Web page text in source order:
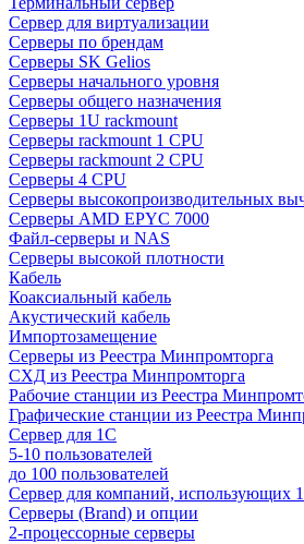
Сервер для виртуализации
Серверы по брендам
Серверы SK Gelios
Серверы начального уровня
Серверы общего назначения
Серверы 1U rackmount
Серверы rackmount 1 CPU
Серверы rackmount 2 CPU
Серверы 4 CPU
Серверы высокопроизводительных
Серверы AMD EPYC 7000
Файл-серверы и NAS
Серверы высокой плотности
Кабель
Коаксиальный кабель
Акустический кабель
Импортозамещение
Серверы из Реестра Минпромторга
СХД из Реестра Минпромторга
Рабочие станции из Реестра
Графические станции из Реестра
Сервер для 1С
5-10 пользователей
до 100 пользователей
Сервер для компаний, использующих
Серверы (Brand) и опции
2-процессорные серверы